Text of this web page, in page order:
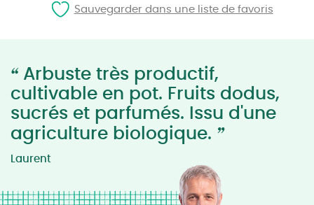
“ Arbuste très productif,
cultivable en pot. Fruits dodus,
sucrés et parfumés. Issu d'une
agriculture biologique. ”
Laurent
Sauvegarder dans une liste de favoris